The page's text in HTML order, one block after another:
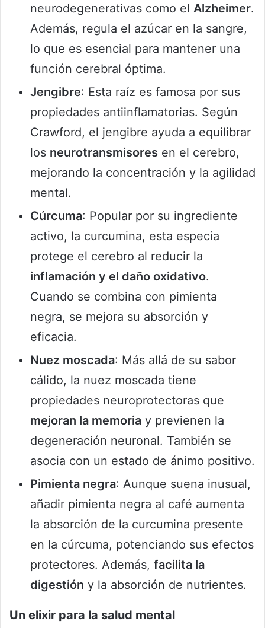
neurodegenerativas como el Alzheimer.
Además, regula el azúcar en la sangre,
lo que es esencial para mantener una
función cerebral óptima.
Jengibre: Esta raíz es famosa por sus
propiedades antiinflamatorias. Según
Crawford, el jengibre ayuda a equilibrar
los neurotransmisores en el cerebro,
mejorando la concentración y la agilidad
mental.
Cúrcuma: Popular por su ingrediente
activo, la curcumina, esta especia
protege el cerebro al reducir la
inflamación y el daño oxidativo.
Cuando se combina con pimienta
negra, se mejora su absorción y
eficacia.
Nuez moscada: Más allá de su sabor
cálido, la nuez moscada tiene
propiedades neuroprotectoras que
mejoran la memoria y previenen la
degeneración neuronal. También se
asocia con un estado de ánimo positivo.
Pimienta negra: Aunque suena inusual,
añadir pimienta negra al café aumenta
la absorción de la curcumina presente
en la cúrcuma, potenciando sus efectos
protectores. Además, facilita la
digestión y la absorción de nutrientes.
Un elixir para la salud mental